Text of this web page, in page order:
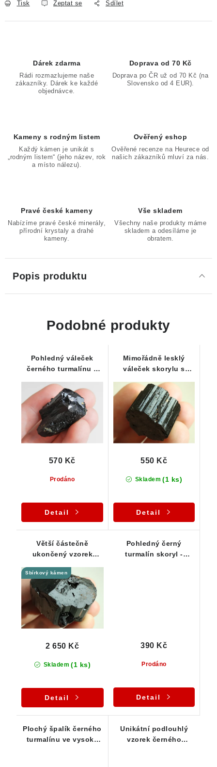
Tisk Zeptat se Sdílet
Dárek zdarma
Rádi rozmazlujeme naše
zákazníky. Dárek ke každé
objednávce.
Doprava od 70 Kč
Doprava po ČR už od 70 Kč (na
Slovensko od 4 EUR).
Kameny s rodným listem
Každý kámen je unikát s
„rodným listem“ (jeho název, rok
a místo nálezu).
Ověřený eshop
Ověřené recenze na Heurece od
našich zákazníků mluví za nás.
Pravé české kameny
Nabízíme pravé české minerály,
přírodní krystaly a drahé
kameny.
Vše skladem
Všechny naše produkty máme
skladem a odesíláme je
obratem.
Popis produktu
Podobné produkty
Pohledný váleček
černého turmalínu s
Prodáno
570 Kč
Detail
Mimořádně lesklý
váleček skorylu s
17 g
Skladem (1 ks)
550 Kč
Detail
Větší částečně
ukončený vzorek
89 g
Sbírkový kámen
Skladem (1 ks)
2 650 Kč
Detail
Pohledný černý
turmalín skoryl -
Prodáno
390 Kč
Detail
Plochý špalík černého
turmalínu ve vysoké
Unikátní podlouhlý
vzorek černého